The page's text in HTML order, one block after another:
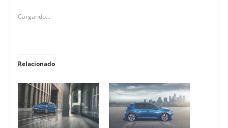
Cargando...
Relacionado